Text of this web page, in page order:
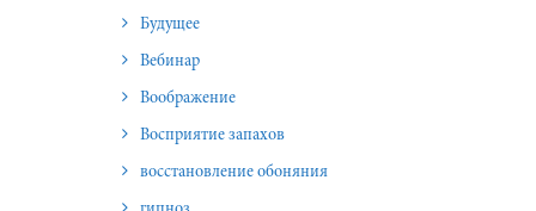
Будущее
Вебинар
Воображение
Восприятие запахов
восстановление обоняния